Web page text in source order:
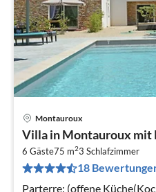
Montauroux
Villa in Montauroux mit
6 Gäste75 m23 Schlafzimmer
18
Parterre: (offene